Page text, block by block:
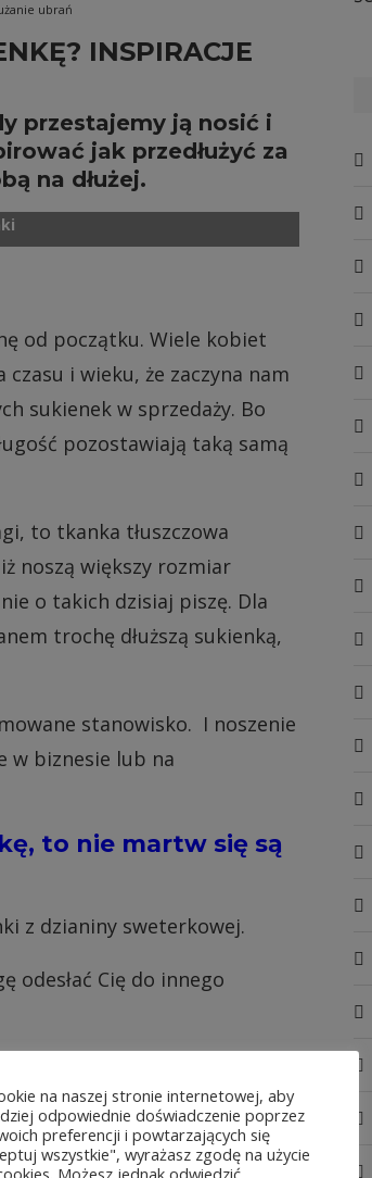
ubrań
INSPIRACJE
przestajemy ją nosić i
jak przedłużyć za
na dłużej.
od początku. Wiele kobiet
i wieku, że zaczyna nam
sukienek w sprzedaży. Bo
pozostawiają taką samą
to tkanka tłuszczowa
noszą większy rozmiar
o takich dzisiaj piszę. Dla
trochę dłuższą sukienką,
stanowisko. I noszenie
w biznesie lub na
to nie martw się są
z dzianiny sweterkowej.
odesłać Cię do innego
na naszej stronie internetowej, aby
odpowiednie doświadczenie poprzez
preferencji i powtarzających się
wszystkie", wyrażasz zgodę na użycie
Możesz jednak odwiedzić